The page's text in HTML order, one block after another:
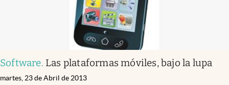
Software. Las plataformas móviles, bajo la lupa
martes, 23 de Abril de 2013